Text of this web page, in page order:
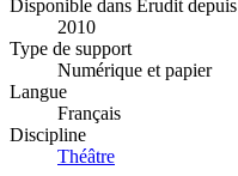
Disponible dans Érudit depuis
2010
Type de support
Numérique et papier
Langue
Français
Discipline
Théâtre